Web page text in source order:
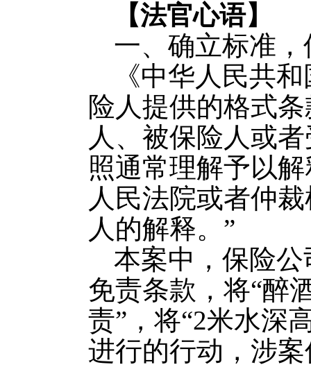
【法官心语】
一、确立标准
《中华人民共
险人提供的格式
人、被保险人或
照通常理解予以
人民法院或者仲
人的解释。”
本案中，保险公
免责条款，将“醉
责”，将“2米水深
进行的行动，涉